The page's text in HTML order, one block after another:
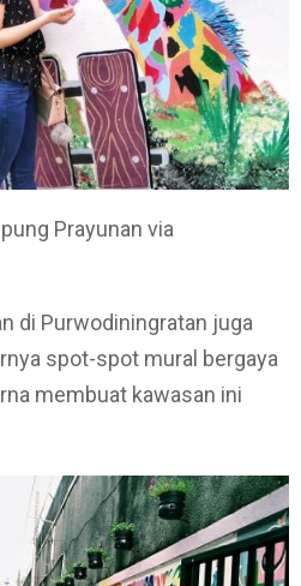
Prayunan via
di Purwodiningratan juga
spot-spot mural bergaya
membuat kawasan ini